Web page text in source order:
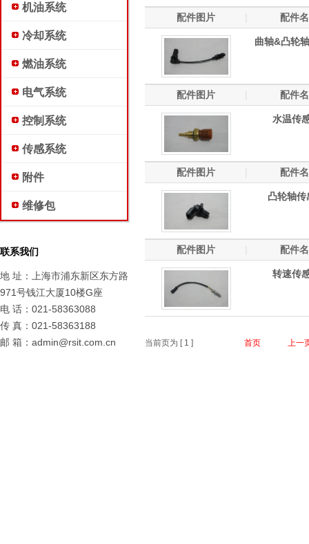
机油系统
冷却系统
燃油系统
电气系统
控制系统
传感系统
附件
维修包
联系我们
地 址：上海市浦东新区东方路
971号钱江大厦10楼G座
电 话：021-58363088
传 真：021-58363188
邮 箱：admin@rsit.com.cn
配件图片 配件
曲轴&凸轮
配件图片 配件
水温传
配件图片 配件
凸轮轴传
配件图片 配件
转速传
当前页为 [ 1 ] 首页 上一